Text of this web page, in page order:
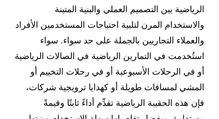
الرياضية بين التصميم العملي والبنية المتينة
والاستخدام المرن لتلبية احتياجات المستخدمين الأفراد
والعملاء التجاريين بالجملة على حد سواء. سواء
استُخدمت في التمارين الرياضية في الصالات الرياضية
أو في الرحلات الأسبوعية أو في رحلات التخييم أو
المشي لمسافات طويلة أو كهدايا ترويجية شركات،
فإن هذه الحقيبة الرياضية تقدِّم أداءً ثابتًا وقيمةً